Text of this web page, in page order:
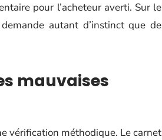
pour l’acheteur averti. Sur le
autant d’instinct que de
mauvaises
vérification méthodique. Le carnet